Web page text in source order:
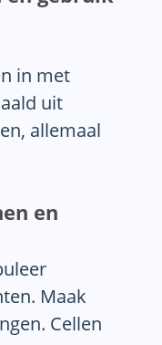
in met
uit
allemaal
en
Maak
Cellen